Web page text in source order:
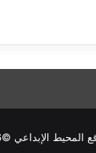
الإبداعي ©2026 - ©2016